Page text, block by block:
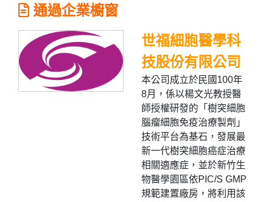
通過企業櫥窗
世福細胞醫學科
技股份有限公司
本公司成立於民國100年
8月，係以楊文光教授醫
師授權研發的「樹突細胞
腦瘤細胞免疫治療製劑」
技術平台為基石，發展最
新一代樹突細胞癌症治療
相關適應症，並於新竹生
物醫學園區依PIC/S GMP
規範建置廠房，將利用該